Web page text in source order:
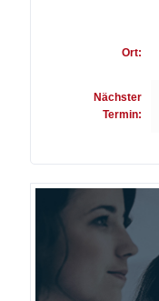
Ort:
Nächster
Termin: